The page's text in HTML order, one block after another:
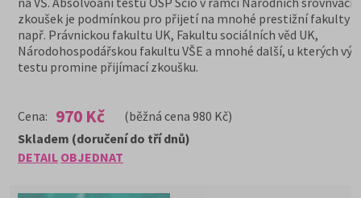
zkoušek je podmínkou pro přijetí na mnohé prestižní fakulty v
např. Právnickou fakultu UK, Fakultu sociálních věd UK,
Národohospodářskou fakultu VŠE a mnohé další, u kterých
testu promine přijímací zkoušku.
Cena: 970 Kč (běžná cena 980 Kč)
DETAIL OBJEDNAT
Skladem (doručení do tří dnů)